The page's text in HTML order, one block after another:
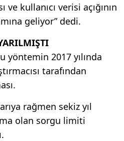
kullanıcı verisi açığının
geliyor” dedi.
yöntemin 2017 yılında
tarafından
rağmen sekiz yıl
olan sorgu limiti